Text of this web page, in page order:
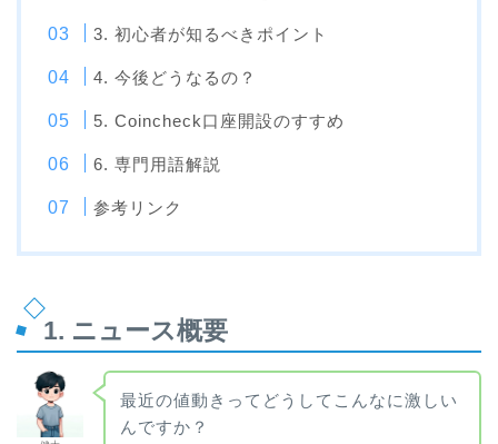
3. 初心者が知るべきポイント
4. 今後どうなるの？
5. Coincheck口座開設のすすめ
6. 専門用語解説
参考リンク
1. ニュース概要
最近の値動きってどうしてこんなに激しい
んですか？